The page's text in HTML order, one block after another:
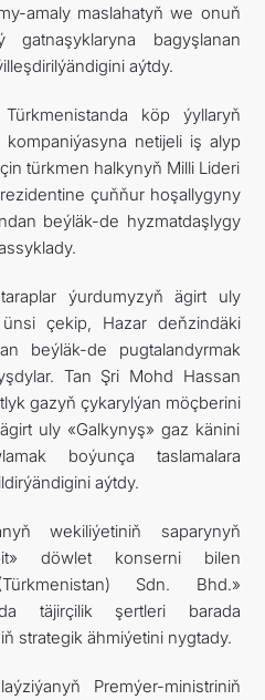
amaly maslahatyň we onuň
gatnaşyklaryna bagyşlanan
aýtdy.
köp ýyllaryň
kompaniýasyna netijeli iş alyp
türkmen halkynyň Milli Lideri
çuňňur hoşallygyny
beýläk-de hyzmatdaşlygy
ýurdumyzyň ägirt uly
çekip, Hazar deňzindäki
beýläk-de pugtalandyrmak
Tan Şri Mohd Hassan
gazyň çykarylýan möçberini
uly «Galkynyş» gaz känini
boýunça taslamalara
aýtdy.
wekiliýetiniň saparynyň
döwlet konserni bilen
Sdn. Bhd.»
täjirçilik şertleri barada
strategik ähmiýetini nygtady.
Premýer-ministriniň